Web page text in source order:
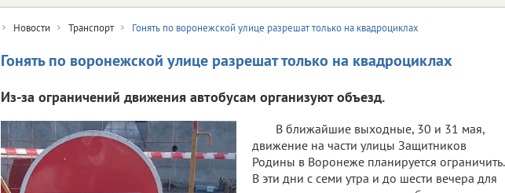
Новости Транспорт Гонять по воронежской улице разрешат только на квадроциклах
Гонять по воронежской улице разрешат только на квадроциклах
Из-за ограничений движения автобусам организуют объезд.
В ближайшие выходные, 30 и 31 мая,
движение на части улицы Защитников
Родины в Воронеже планируется ограничить.
В эти дни с семи утра и до шести вечера для